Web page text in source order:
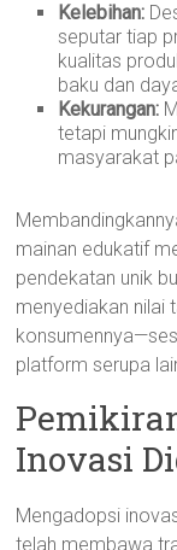
Kelebihan:
seputar tiap
kualitas
baku dan
Kekurangan:
tetapi
masyarakat
mainan edukatif
pendekatan unik
menyediakan nilai
platform serupa
Inovasi
Mengadopsi
telah membawa